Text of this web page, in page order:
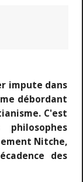
impute dans
débordant
C'est
Nitche,
des